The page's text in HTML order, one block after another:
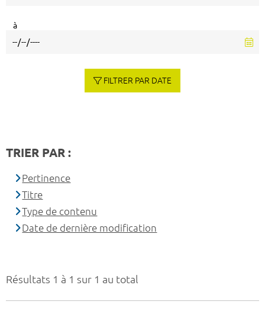
Résultats 1 à 1 sur 1 au total
à
FILTRER PAR DATE
TRIER PAR :
Pertinence
Titre
Type de contenu
Date de dernière modification